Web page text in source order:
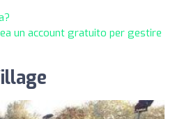
un account gratuito per gestire